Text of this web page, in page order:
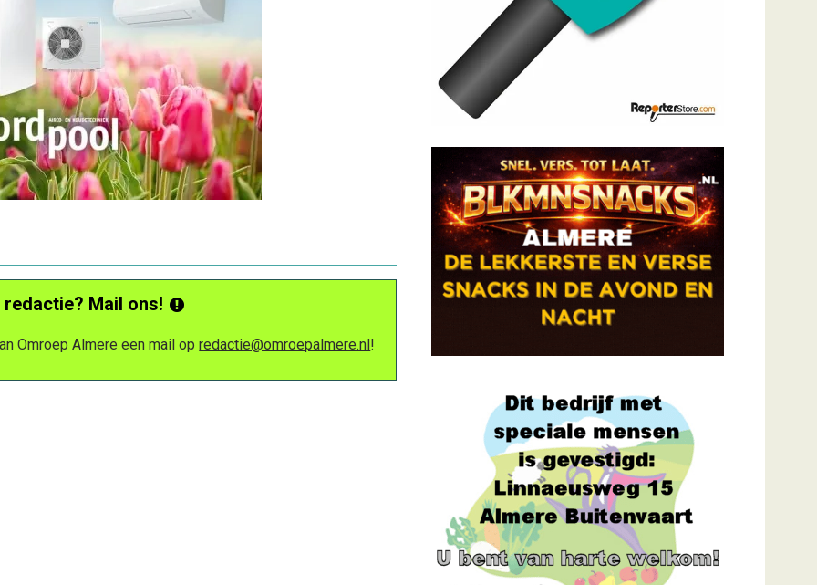
Mail ons!
Omroep Almere een mail opredactie@omroepalmere.nl!